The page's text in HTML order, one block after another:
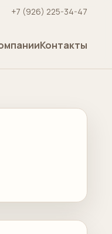
+7 (926) 225-34-47
Контакты